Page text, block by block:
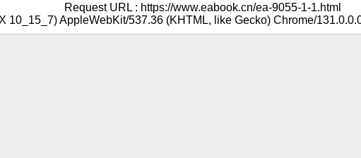
Request URL : https://www.eabook.cn/ea-9055-1-1.html
10_15_7) AppleWebKit/537.36 (KHTML, like Gecko) Chrome/